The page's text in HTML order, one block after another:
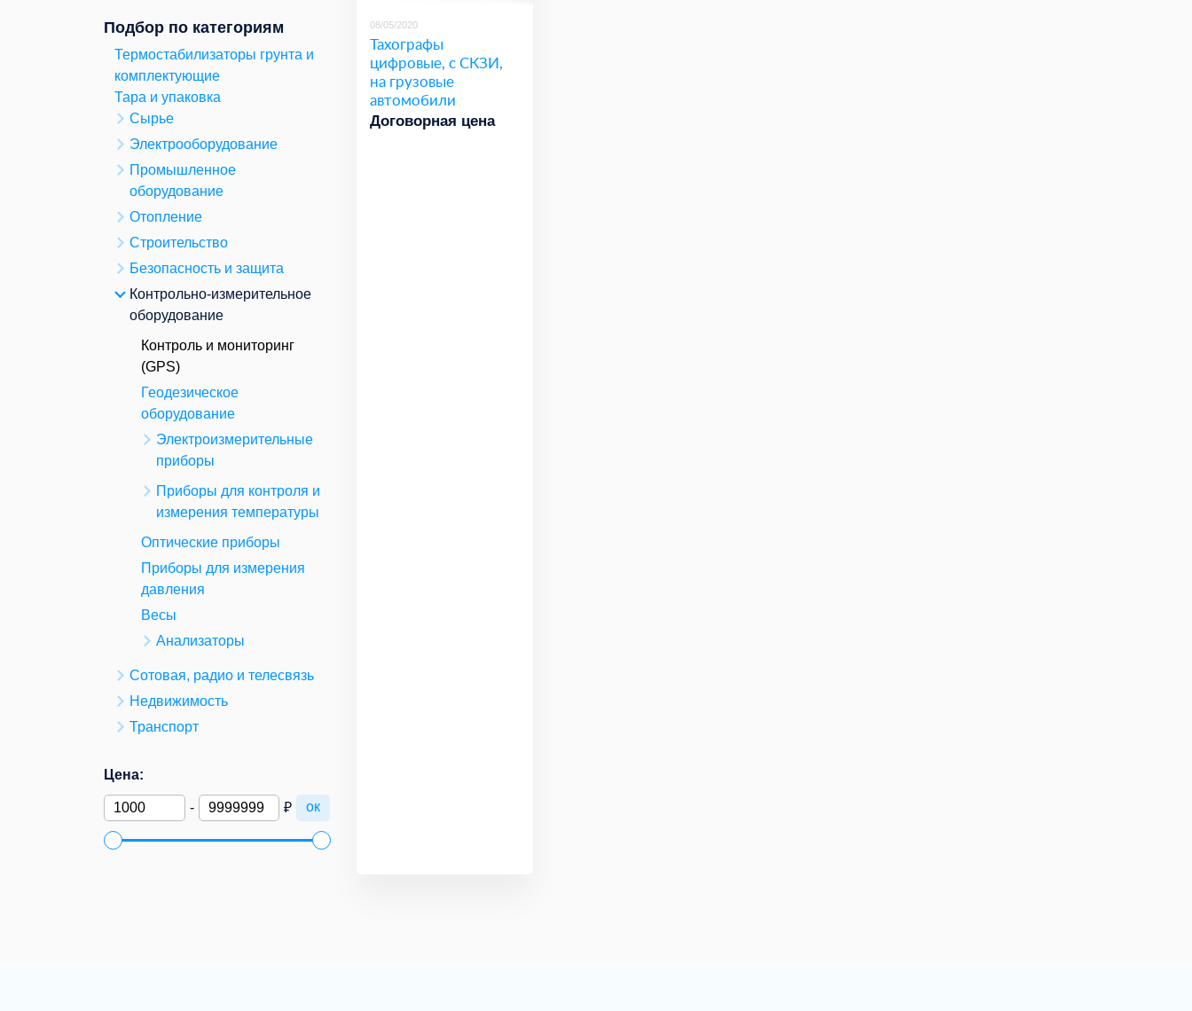
Подбор по категориям
Термостабилизаторы грунта и
комплектующие
Тара и упаковка
Сырье
Электрооборудование
Промышленное
оборудование
Отопление
Строительство
Безопасность и защита
Контрольно-измерительное
оборудование
Контроль и мониторинг
(GPS)
Геодезическое
оборудование
Электроизмерительные
приборы
Приборы для контроля и
измерения температуры
Оптические приборы
Приборы для измерения
давления
Весы
Анализаторы
Сотовая, радио и телесвязь
Недвижимость
Транспорт
Цена:
- ₽ ок
08/05/2020
Тахографы
цифровые, с СКЗИ,
на грузовые
автомобили
Договорная цена